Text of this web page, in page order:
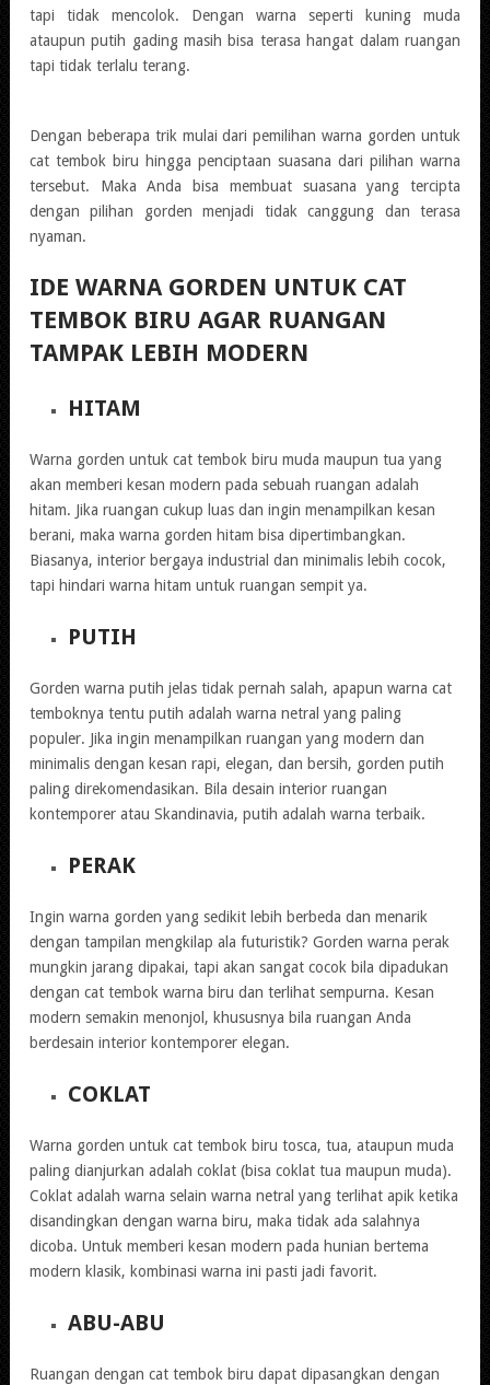
tapi tidak mencolok. Dengan warna seperti kuning muda
ataupun putih gading masih bisa terasa hangat dalam ruangan
tapi tidak terlalu terang.
Dengan beberapa trik mulai dari pemilihan warna gorden untuk
cat tembok biru hingga penciptaan suasana dari pilihan warna
tersebut. Maka Anda bisa membuat suasana yang tercipta
dengan pilihan gorden menjadi tidak canggung dan terasa
nyaman.
IDE WARNA GORDEN UNTUK CAT
TEMBOK BIRU AGAR RUANGAN
TAMPAK LEBIH MODERN
HITAM
Warna gorden untuk cat tembok biru muda maupun tua yang
akan memberi kesan modern pada sebuah ruangan adalah
hitam. Jika ruangan cukup luas dan ingin menampilkan kesan
berani, maka warna gorden hitam bisa dipertimbangkan.
Biasanya, interior bergaya industrial dan minimalis lebih cocok,
tapi hindari warna hitam untuk ruangan sempit ya.
PUTIH
Gorden warna putih jelas tidak pernah salah, apapun warna cat
temboknya tentu putih adalah warna netral yang paling
populer. Jika ingin menampilkan ruangan yang modern dan
minimalis dengan kesan rapi, elegan, dan bersih, gorden putih
paling direkomendasikan. Bila desain interior ruangan
kontemporer atau Skandinavia, putih adalah warna terbaik.
PERAK
Ingin warna gorden yang sedikit lebih berbeda dan menarik
dengan tampilan mengkilap ala futuristik? Gorden warna perak
mungkin jarang dipakai, tapi akan sangat cocok bila dipadukan
dengan cat tembok warna biru dan terlihat sempurna. Kesan
modern semakin menonjol, khususnya bila ruangan Anda
berdesain interior kontemporer elegan.
COKLAT
Warna gorden untuk cat tembok biru tosca, tua, ataupun muda
paling dianjurkan adalah coklat (bisa coklat tua maupun muda).
Coklat adalah warna selain warna netral yang terlihat apik ketika
disandingkan dengan warna biru, maka tidak ada salahnya
dicoba. Untuk memberi kesan modern pada hunian bertema
modern klasik, kombinasi warna ini pasti jadi favorit.
ABU-ABU
Ruangan dengan cat tembok biru dapat dipasangkan dengan